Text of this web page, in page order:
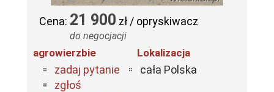
Cena: 21 900 zł / opryskiwacz
do negocjacji
agrowierzbie
zadaj pytanie
zgłoś
Lokalizacja
cała Polska